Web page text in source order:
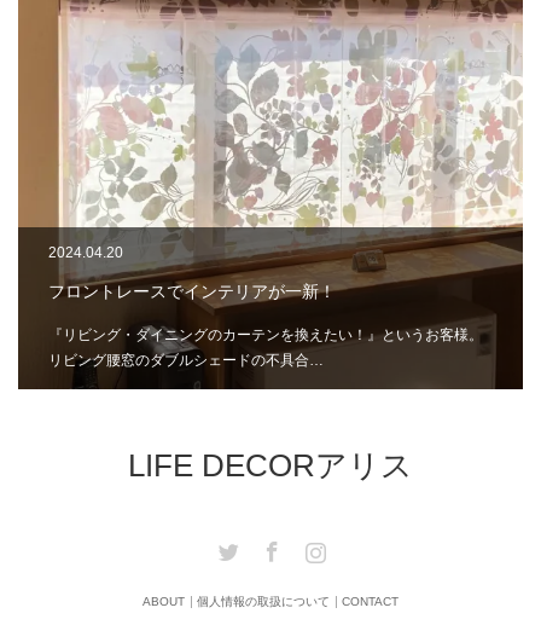
2024.04.20
フロントレースでインテリアが一新！
『リビング・ダイニングのカーテンを換えたい！』というお客様。
リビング腰窓のダブルシェードの不具合…
LIFE DECORアリス
Twitter Facebook
ABOUT 個人情報の取扱について CONTACT